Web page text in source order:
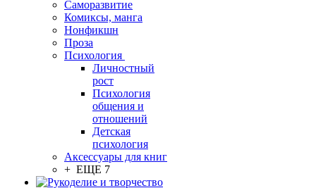
Саморазвитие
Комиксы, манга
Нонфикшн
Проза
Психология
Личностный
рост
Психология
общения и
отношений
Детская
психология
Аксессуары для книг
+ ЕЩЕ 7